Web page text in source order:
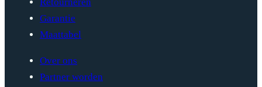
Retourneren
Garantie
Maattabel
Over ons
Partner worden